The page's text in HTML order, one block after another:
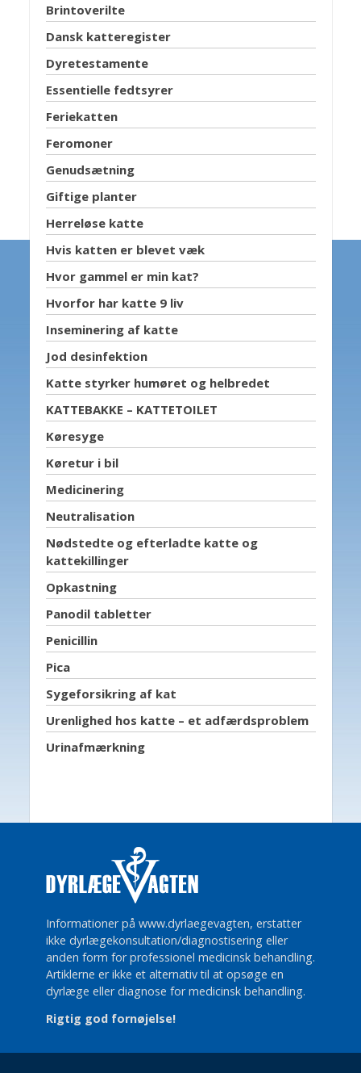
Brintoverilte
Dansk katteregister
Dyretestamente
Essentielle fedtsyrer
Feriekatten
Feromoner
Genudsætning
Giftige planter
Herreløse katte
Hvis katten er blevet væk
Hvor gammel er min kat?
Hvorfor har katte 9 liv
Inseminering af katte
Jod desinfektion
Katte styrker humøret og helbredet
KATTEBAKKE – KATTETOILET
Køresyge
Køretur i bil
Medicinering
Neutralisation
Nødstedte og efterladte katte og
kattekillinger
Opkastning
Panodil tabletter
Penicillin
Pica
Sygeforsikring af kat
Urenlighed hos katte – et adfærdsproblem
Urinafmærkning
Informationer på www.dyrlaegevagten, erstatter
ikke dyrlægekonsultation/diagnostisering eller
anden form for professionel medicinsk behandling.
Artiklerne er ikke et alternativ til at opsøge en
dyrlæge eller diagnose for medicinsk behandling.
Rigtig god fornøjelse!